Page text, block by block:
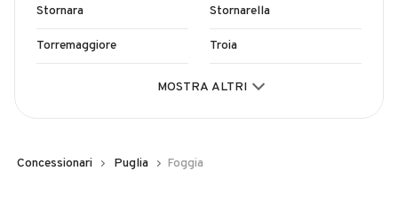
Stornara Stornarella
Torremaggiore Troia
MOSTRA ALTRI
Concessionari Puglia Foggia